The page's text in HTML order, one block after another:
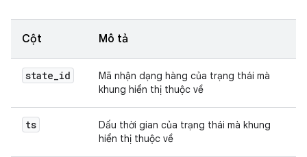
Cột Mô tả
state_id
Mã nhận dạng hàng của trạng thái mà
khung hiển thị thuộc về
ts
Dấu thời gian của trạng thái mà khung
hiển thị thuộc về